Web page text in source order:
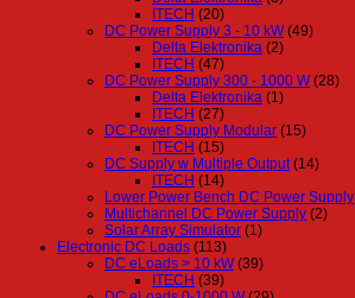
ITECH (20)
DC Power Supply 3 - 10 kW (49)
Delta Elektronika (2)
ITECH (47)
DC Power Supply 300 - 1000 W (28)
Delta Elektronika (1)
ITECH (27)
DC Power Supply Modular (15)
ITECH (15)
DC Supply w Multiple Output (14)
ITECH (14)
Lower Power Bench DC Power Supply
Multichannel DC Power Supply (2)
Solar Array Simulator (1)
Electronic DC Loads (113)
DC eLoads > 10 kW (39)
ITECH (39)